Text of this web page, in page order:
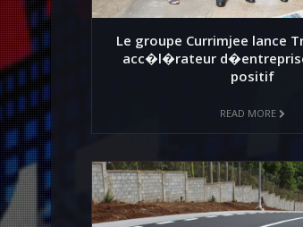
Le groupe Currimjee lance
acc�l�rateur
positif
READ MORE